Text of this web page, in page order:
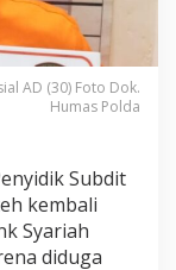
AD (30) Foto Dok.
Humas Polda
Subdit
kembali
Syariah
diduga